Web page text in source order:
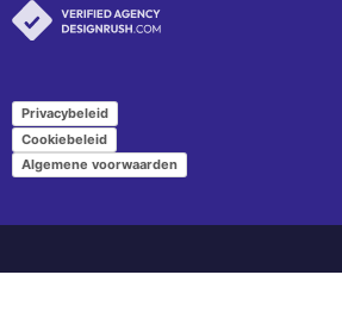
Privacybeleid
Cookiebeleid
Algemene voorwaarden